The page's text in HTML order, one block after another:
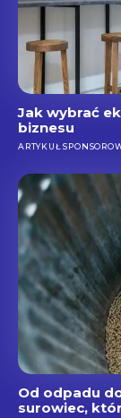
Jak wybrać
biznesu
ARTYKUŁ
Od odpadu
surowiec,